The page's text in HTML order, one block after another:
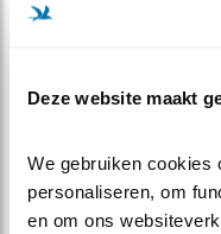
Deze website maakt
We gebruiken cookies
personaliseren, om
en om ons
Herkent u een of
uw geliefde heeft
genezen! En een